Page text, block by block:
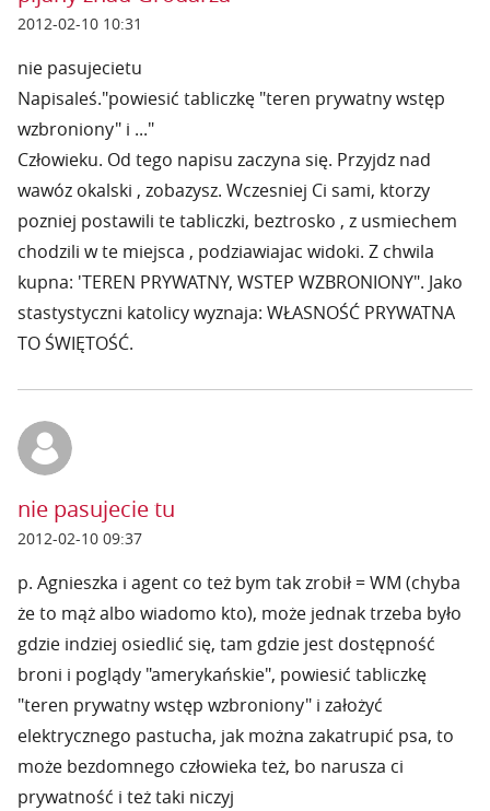
2012-02-10 10:31
nie pasujecietu
Napisaleś."powiesić tabliczkę "teren prywatny wstęp
wzbroniony" i ..."
Człowieku. Od tego napisu zaczyna się. Przyjdz nad
wawóz okalski , zobazysz. Wczesniej Ci sami, ktorzy
pozniej postawili te tabliczki, beztrosko , z usmiechem
chodzili w te miejsca , podziawiajac widoki. Z chwila
kupna: 'TEREN PRYWATNY, WSTEP WZBRONIONY". Jako
stastystyczni katolicy wyznaja: WŁASNOŚĆ PRYWATNA
TO ŚWIĘTOŚĆ.
nie pasujecie tu
2012-02-10 09:37
p. Agnieszka i agent co też bym tak zrobił = WM (chyba
że to mąż albo wiadomo kto), może jednak trzeba było
gdzie indziej osiedlić się, tam gdzie jest dostępność
broni i poglądy "amerykańskie", powiesić tabliczkę
"teren prywatny wstęp wzbroniony" i założyć
elektrycznego pastucha, jak można zakatrupić psa, to
może bezdomnego człowieka też, bo narusza ci
prywatność i też taki niczyj